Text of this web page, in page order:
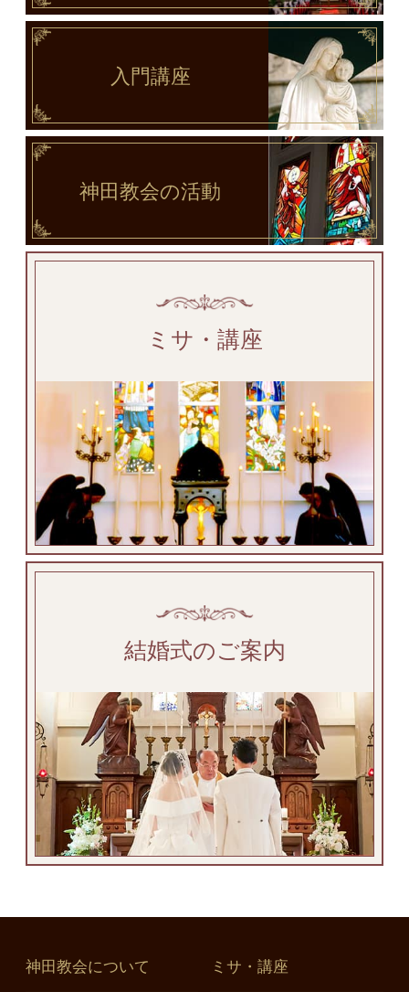
入門講座
神田教会の活動
ミサ・講座
結婚式のご案内
神田教会について ミサ・講座